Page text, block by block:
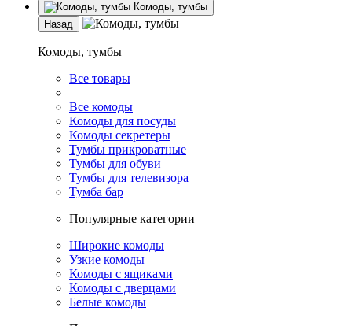
Комоды, тумбы
Назад
Комоды, тумбы
Все товары
Все комоды
Комоды для посуды
Комоды секретеры
Тумбы прикроватные
Тумбы для обуви
Тумбы для телевизора
Тумба бар
Популярные категории
Широкие комоды
Узкие комоды
Комоды с ящиками
Комоды с дверцами
Белые комоды